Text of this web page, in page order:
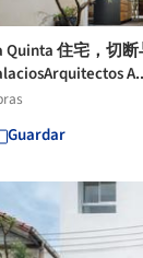
Quinta 住宅，切
Guardar